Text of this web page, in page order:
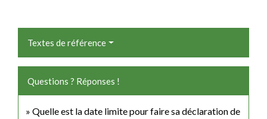
Textes de référence
Questions ? Réponses !
Quelle est la date limite pour faire sa déclaration de